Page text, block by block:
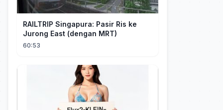
RAILTRIP Singapura: Pasir Ris ke
Jurong East (dengan MRT)
60:53